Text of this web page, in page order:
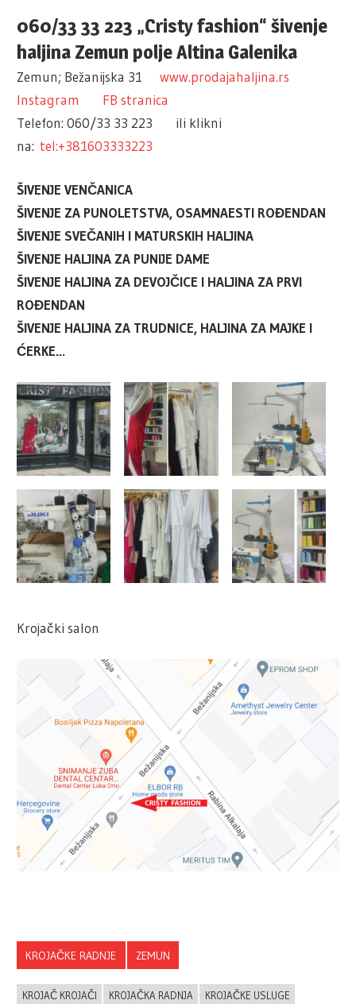
060/33 33 223 „Cristy fashion“ šivenje
haljina Zemun polje Altina Galenika
Zemun; Bežanijska 31
www.prodajahaljina.rs
Instagram
FB stranica
Telefon: 060/33 33 223 ili klikni
na: tel:+381603333223
ŠIVENJE VENČANICA
ŠIVENJE ZA PUNOLETSTVA, OSAMNAESTI ROĐENDAN
ŠIVENJE SVEČANIH I MATURSKIH HALJINA
ŠIVENJE HALJINA ZA PUNIJE DAME
ŠIVENJE HALJINA ZA DEVOJČICE I HALJINA ZA PRVI
ROĐENDAN
ŠIVENJE HALJINA ZA TRUDNICE, HALJINA ZA MAJKE I
ĆERKE…
Krojački salon
KROJAČKE RADNJE ZEMUN
KROJAČ KROJAČI KROJAČKA RADNJA
KROJAČKE USLUGE